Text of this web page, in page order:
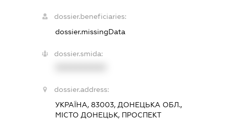
dossier.beneficiaries:
dossier.missingData
dossier.smida:
dossier.address:
УКРАЇНА, 83003, ДОНЕЦЬКА ОБЛ.,
МІСТО ДОНЕЦЬК, ПРОСПЕКТ